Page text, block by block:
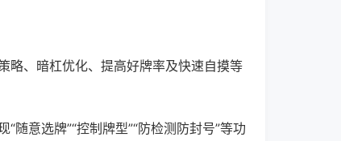
略、暗杠优化、提高好牌率及快速自摸等
随意选牌”“控制牌型”“防检测防封号”等功